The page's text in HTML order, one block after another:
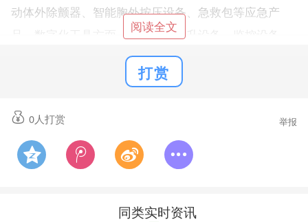
动体外除颤器、智能胸外按压设备、急救包等应急产
品。数字化工具方面，防护栏、举升设备、监控设备、
数字化评估工具、应急预案软件等将集中展示。此外，
可穿戴健康监测设备、人体工学椅、站立式办公桌、压
相。
阅读全文
打赏
0人打赏 举报
同类实时资讯